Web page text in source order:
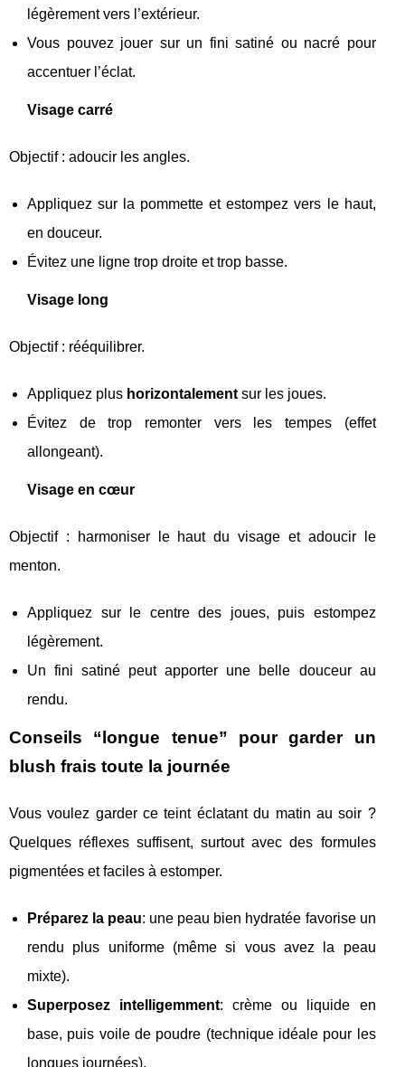
légèrement vers l’extérieur.
Vous pouvez jouer sur un fini satiné ou nacré pour
accentuer l’éclat.
Visage carré
Objectif : adoucir les angles.
Appliquez sur la pommette et estompez vers le haut,
en douceur.
Évitez une ligne trop droite et trop basse.
Visage long
Objectif : rééquilibrer.
Appliquez plus horizontalement sur les joues.
Évitez de trop remonter vers les tempes (effet
allongeant).
Visage en cœur
Objectif : harmoniser le haut du visage et adoucir le
menton.
Appliquez sur le centre des joues, puis estompez
légèrement.
Un fini satiné peut apporter une belle douceur au
rendu.
Conseils “longue tenue” pour garder un
blush frais toute la journée
Vous voulez garder ce teint éclatant du matin au soir ?
Quelques réflexes suffisent, surtout avec des formules
pigmentées et faciles à estomper.
Préparez la peau: une peau bien hydratée favorise un
rendu plus uniforme (même si vous avez la peau
mixte).
Superposez intelligemment: crème ou liquide en
base, puis voile de poudre (technique idéale pour les
longues journées).